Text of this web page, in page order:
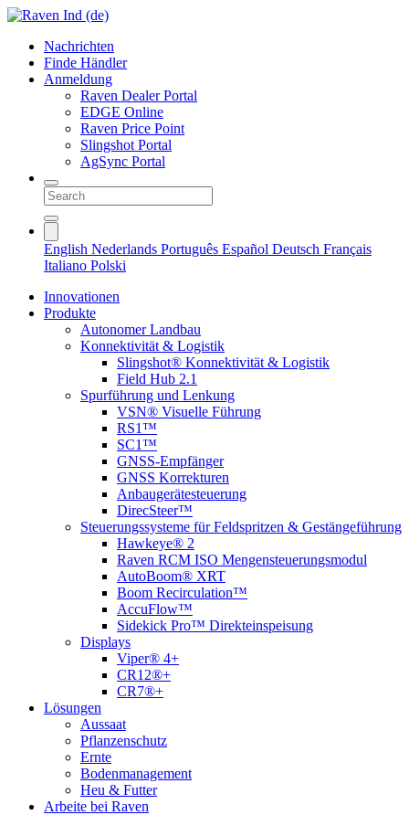
Nachrichten
Finde Händler
Anmeldung
Raven Dealer Portal
EDGE Online
Raven Price Point
Slingshot Portal
AgSync Portal
English Nederlands Português Español Deutsch Français
Italiano Polski
Innovationen
Produkte
Autonomer Landbau
Konnektivität & Logistik
Slingshot® Konnektivität & Logistik
Field Hub 2.1
Spurführung und Lenkung
VSN® Visuelle Führung
RS1™
SC1™
GNSS-Empfänger
GNSS Korrekturen
Anbaugerätesteuerung
DirecSteer™
Steuerungssysteme für Feldspritzen & Gestängeführung
Hawkeye® 2
Raven RCM ISO Mengensteuerungsmodul
AutoBoom® XRT
Boom Recirculation™
AccuFlow™
Sidekick Pro™ Direkteinspeisung
Displays
Viper® 4+
CR12®+
CR7®+
Lösungen
Aussaat
Pflanzenschutz
Ernte
Bodenmanagement
Heu & Futter
Arbeite bei Raven